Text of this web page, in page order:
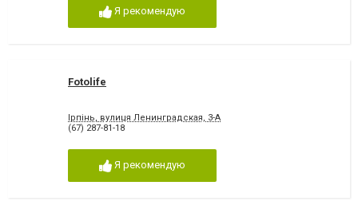
Я рекомендую
Fotolife
Ірпінь, вулиця Ленинградская, 3-А
(67) 287-81-18
Я рекомендую